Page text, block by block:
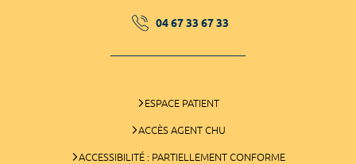
04 67 33 67 33
ESPACE PATIENT
ACCÈS AGENT CHU
ACCESSIBILITÉ : PARTIELLEMENT CONFORME